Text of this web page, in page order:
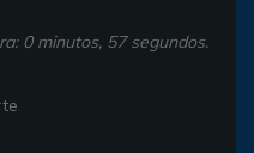
0 minutos, 57 segundos.